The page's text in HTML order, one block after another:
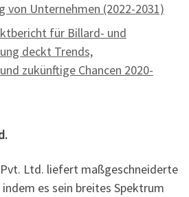
von Unternehmen (2022-2031)
für Billard- und
deckt Trends,
zukünftige Chancen 2020-
Ltd. liefert maßgeschneiderte
es sein breites Spektrum